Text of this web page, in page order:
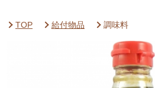
TOP 給付物品 調味料